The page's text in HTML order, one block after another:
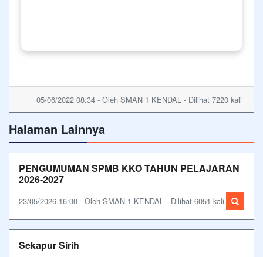
05/06/2022 08:34 - Oleh SMAN 1 KENDAL - Dilihat 7220 kali
Halaman Lainnya
PENGUMUMAN SPMB KKO TAHUN PELAJARAN
2026-2027
23/05/2026 16:00 - Oleh SMAN 1 KENDAL - Dilihat 6051 kali
Sekapur Sirih